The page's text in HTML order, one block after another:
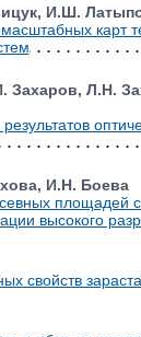
И.Ш.
карт
Захаров, Л.Н.
И.Н. Боева
площадей
высокого
свойств